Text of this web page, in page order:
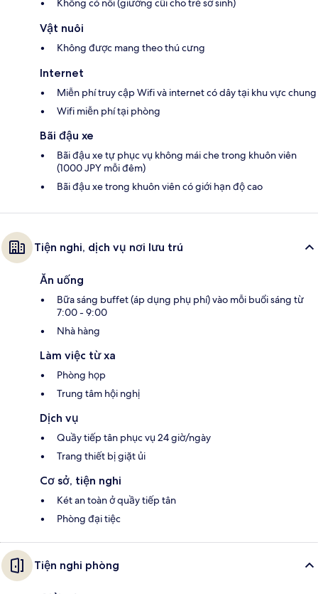
Không có nôi (giường cũi cho trẻ sơ sinh)
Vật nuôi
Không được mang theo thú cưng
Internet
Miễn phí truy cập Wifi và internet có dây tại khu vực chung
Wifi miễn phí tại phòng
Bãi đậu xe
Bãi đậu xe tự phục vụ không mái che trong khuôn viên
(1000 JPY mỗi đêm)
Bãi đậu xe trong khuôn viên có giới hạn độ cao
Tiện nghi, dịch vụ nơi lưu trú
Ăn uống
Bữa sáng buffet (áp dụng phụ phí) vào mỗi buổi sáng từ
7:00 - 9:00
Nhà hàng
Làm việc từ xa
Phòng họp
Trung tâm hội nghị
Dịch vụ
Quầy tiếp tân phục vụ 24 giờ/ngày
Trang thiết bị giặt ủi
Cơ sở, tiện nghi
Két an toàn ở quầy tiếp tân
Phòng đại tiệc
Tiện nghi phòng